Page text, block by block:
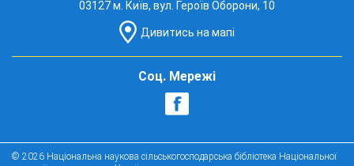
03127 м. Київ, вул. Героїв Оборони, 10
Дивитись на мапі
Соц. Мережі
© 2026 Національна наукова сільськогосподарська бібліотека Національної